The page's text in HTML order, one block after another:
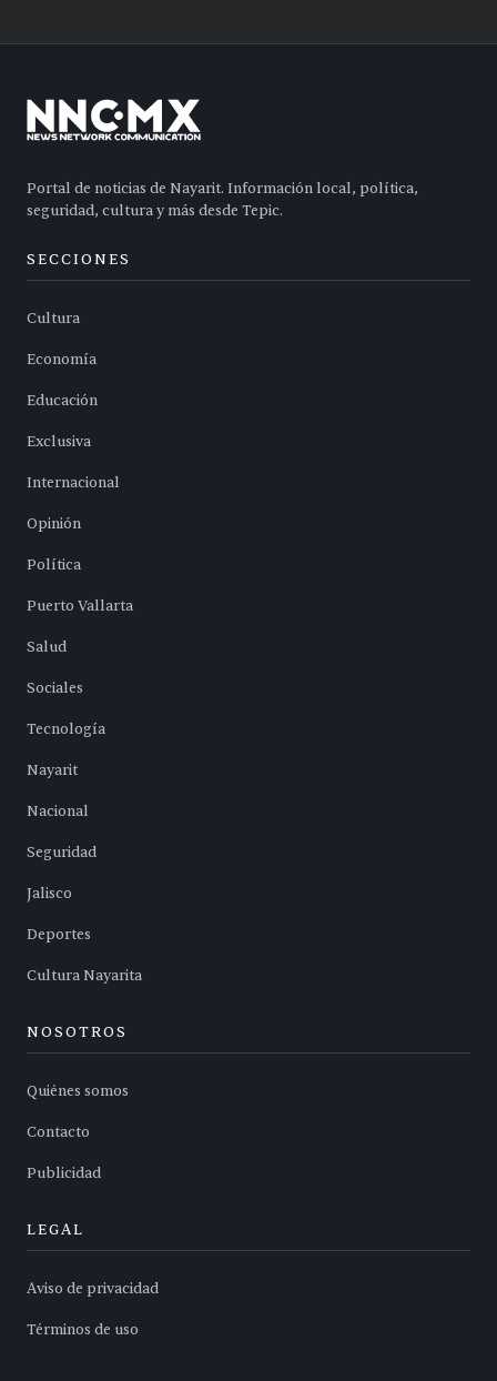
Portal de noticias de Nayarit. Información local, política,
seguridad, cultura y más desde Tepic.
SECCIONES
Cultura
Economía
Educación
Exclusiva
Internacional
Opinión
Política
Puerto Vallarta
Salud
Sociales
Tecnología
Nayarit
Nacional
Seguridad
Jalisco
Deportes
Cultura Nayarita
NOSOTROS
Quiénes somos
Contacto
Publicidad
LEGAL
Aviso de privacidad
Términos de uso